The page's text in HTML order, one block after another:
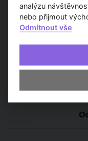
analýzu
nebo přijmout
Odmítnout vše